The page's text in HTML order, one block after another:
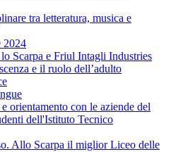
tra letteratura, musica e
2024
Scarpa e Friul Intagli Industries
e il ruolo dell’adulto
orientamento con le aziende del
dell'Istituto Tecnico
Allo Scarpa il miglior Liceo delle